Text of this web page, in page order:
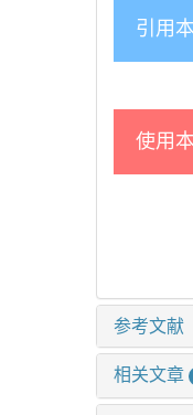
引用
使用
参考文献
相关文章